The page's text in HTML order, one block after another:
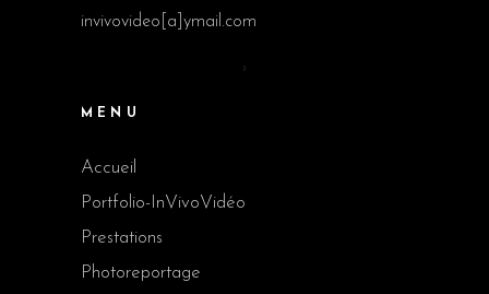
invivovideo[a]ymail.com
MENU
Accueil
Portfolio-InVivoVidéo
Prestations
Photoreportage